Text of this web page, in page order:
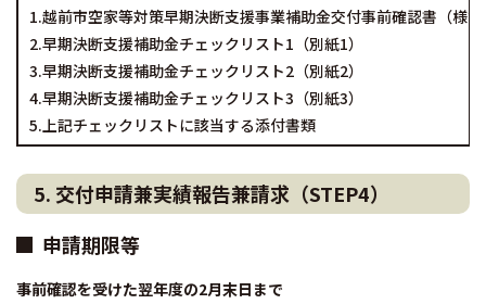
1.越前市空家等対策早期決断支援事業補助金交付事前確認書（様
2.早期決断支援補助金チェックリスト1（別紙1）
3.早期決断支援補助金チェックリスト2（別紙2）
4.早期決断支援補助金チェックリスト3（別紙3）
5.上記チェックリストに該当する添付書類
5. 交付申請兼実績報告兼請求（STEP4）
申請期限等
事前確認を受けた翌年度の2月末日まで